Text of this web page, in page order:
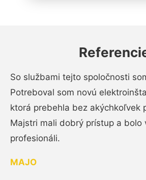
So službami tejto spoločnosti
Potreboval som novú
ktorá prebehla bez akýchkoľvek
Majstri mali dobrý prístup a bolo
profesionáli.
MAJO